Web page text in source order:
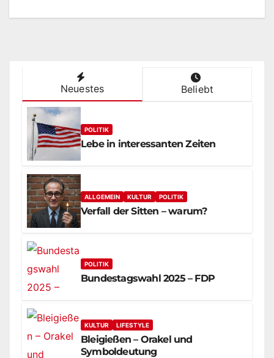
Neuestes Beliebt
POLITIK
Lebe in interessanten Zeiten
ALLGEMEIN KULTUR POLITIK
Verfall der Sitten – warum?
POLITIK
Bundestagswahl 2025 – FDP
KULTUR LIFESTYLE
Bleigießen – Orakel und
Symboldeutung